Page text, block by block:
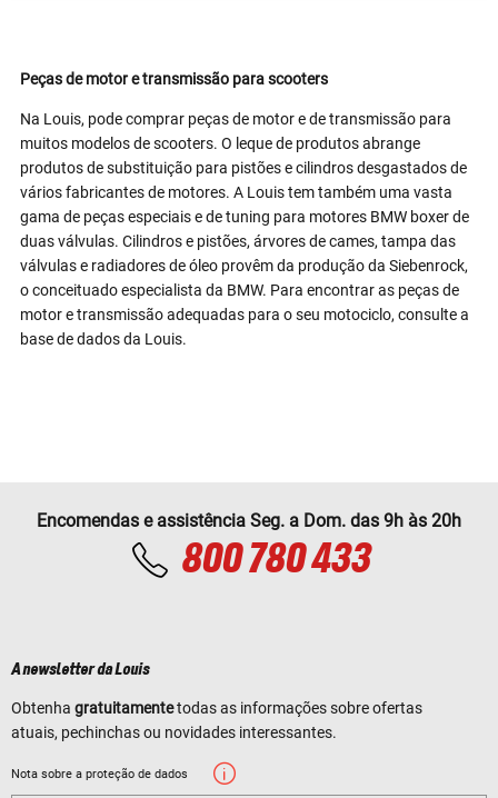
Peças de motor e transmissão para scooters
Na Louis, pode comprar peças de motor e de transmissão para
muitos modelos de scooters. O leque de produtos abrange
produtos de substituição para pistões e cilindros desgastados de
vários fabricantes de motores. A Louis tem também uma vasta
gama de peças especiais e de tuning para motores BMW boxer de
duas válvulas. Cilindros e pistões, árvores de cames, tampa das
válvulas e radiadores de óleo provêm da produção da Siebenrock,
o conceituado especialista da BMW. Para encontrar as peças de
motor e transmissão adequadas para o seu motociclo, consulte a
base de dados da Louis.
Encomendas e assistência Seg. a Dom. das 9h às 20h
800 780 433
A newsletter da Louis
Obtenha gratuitamentetodas as informações sobre ofertas
atuais, pechinchas ou novidades interessantes.
Nota sobre a proteção de dados